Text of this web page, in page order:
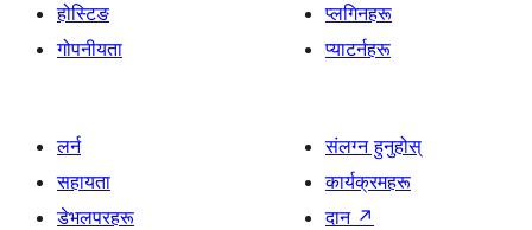
होस्टिङ
गोपनीयता
प्लगिनहरू
प्याटर्नहरू
लर्न
सहायता
डेभलपरहरू
संलग्न हुनुहोस्
कार्यक्रमहरू
दान ↗